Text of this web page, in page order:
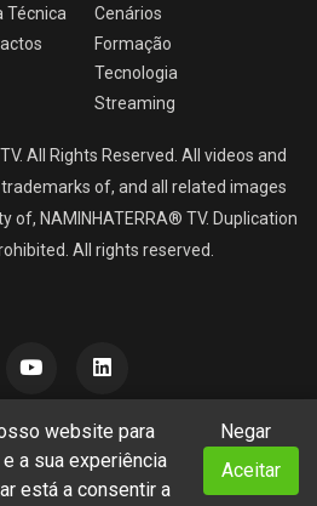
website para
a sua experiência
está a consentir a
Negar
Aceitar
Técnica
Cenários
Formação
Tecnologia
Streaming
All Rights Reserved. All videos and
of, and all related images
of, NAMINHATERRA® TV. Duplication
All rights reserved.